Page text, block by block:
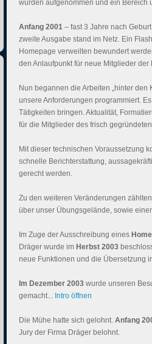
wurden aufgenommen und ein Bereich
Anfang 2001 – fast 3 Jahre nach
zweite Ausgabe stand im Netz. Ein
Homepage verweilten bewundert
den Anlaufpunkt für neue Mitglieder der
Nun begannen die Arbeiten „hinter den
unsere Anforderungen programmiert.
Tätigkeiten bringen. Aktualität,
für die Mitglieder des frisch
Mit dieser technischen Voraussetzung
schnelle Berichterstattung,
gerecht werden.
Zu den weiteren Veränderungen
über unser Übungsgelände, sowie
Im Zuge der Ausschreibung eines
Dräger wurde im Herbst 2003
neue Funktionen und die Übersetzung
Im Dezember 2003 wurde unseren
gemacht... Intro öffnen
Die Mühe hatte sich gelohnt. Anfang
Jury der Firma Dräger belohnt.